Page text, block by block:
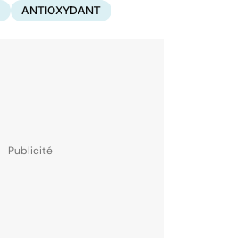
ANTIOXYDANT